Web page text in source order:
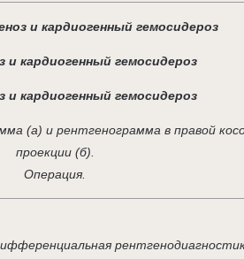
и кардиогенный гемосидероз
(а) и рентгенограмма в правой
проекции (б).
Операция.